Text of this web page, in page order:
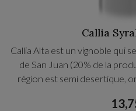
Callia
Callia Alta est un vignoble qui
de San Juan (20% de la
région est semi desertique,